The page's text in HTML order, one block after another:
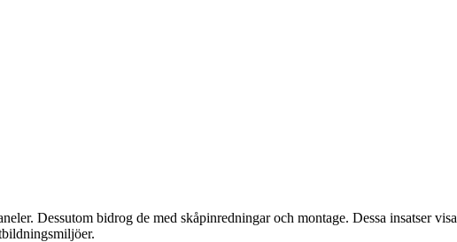
Dessutom bidrog de med skåpinredningar och montage. Dessa insatser